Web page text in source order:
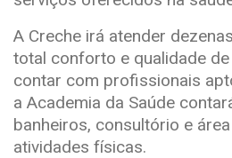
A Creche irá atender
total conforto e qualidade
contar com profissionais
a Academia da Saúde
banheiros, consultório e
atividades físicas.